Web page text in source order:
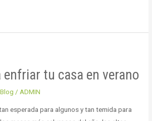
enfriar tu casa en verano
Blog / ADMIN
esperada para algunos y tan temida para